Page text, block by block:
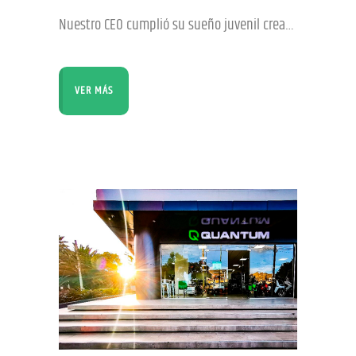
Nuestro CEO cumplió su sueño juvenil creando Quantum. La marca cochabambina logro expandirse a Perú, Paraguay, México y El Salvador. No se lo dijeron con esas palabras, pero algunos proveedores quizás creyeron que estaba algo loco cuando José Carlos Márquez les preguntó si podían asegurarle partes para producir vehículos eléctricos en Cochabamba, así que le dijeron que
VER MÁS